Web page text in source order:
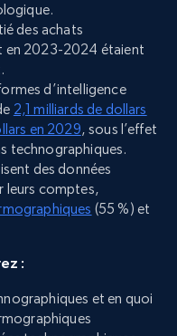
des achats
en 2023-2024 étaient
d’intelligence
2,1 milliards de dollars
en 2029, sous l’effet
technographiques.
des données
leurs comptes,
(55 %) et
:
et en quoi